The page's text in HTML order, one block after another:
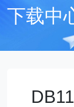
下载中